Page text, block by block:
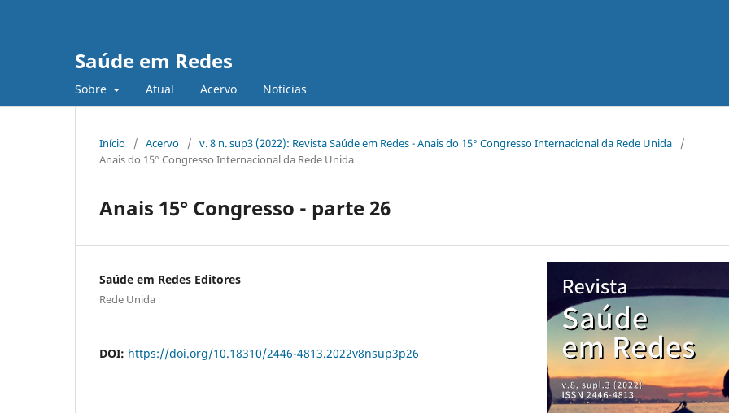
Saúde em Redes
Sobre Atual Acervo Notícias
Início / Acervo / v. 8 n. sup3 (2022): Revista Saúde em Redes - Anais do 15° Congresso Internacional da Rede Unida
/
Anais do 15° Congresso Internacional da Rede Unida
Anais 15° Congresso - parte 26
Saúde em Redes Editores
Rede Unida
DOI: https://doi.org/10.18310/2446-4813.2022v8nsup3p26